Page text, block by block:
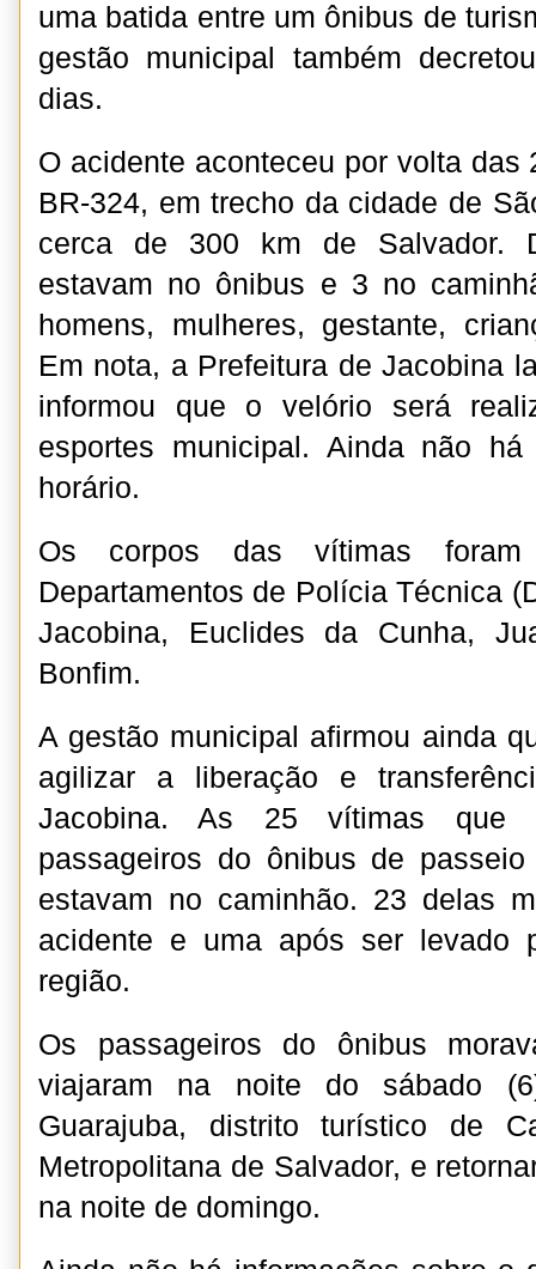
uma batida entre um ônibus de
gestão municipal também
dias.
O acidente aconteceu por volta das
BR-324, em trecho da cidade de
cerca de 300 km de Salvador.
estavam no ônibus e 3 no
homens, mulheres, gestante,
Em nota, a Prefeitura de Jacobina
informou que o velório será
esportes municipal. Ainda não
horário.
Os corpos das vítimas
Departamentos de Polícia Técnica
Jacobina, Euclides da Cunha,
Bonfim.
A gestão municipal afirmou ainda
agilizar a liberação e
Jacobina. As 25 vítimas que
passageiros do ônibus de
estavam no caminhão. 23 delas
acidente e uma após ser levado
região.
Os passageiros do ônibus
viajaram na noite do sábado
Guarajuba, distrito turístico de
Metropolitana de Salvador, e
na noite de domingo.